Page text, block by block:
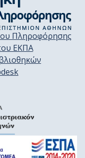
Πληροφόρησης
ΕΚΠΑ